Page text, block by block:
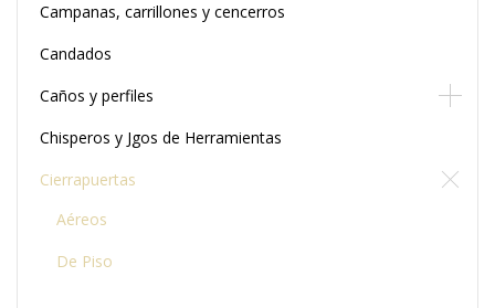
Campanas, carrillones y cencerros
Candados
Caños y perfiles
Chisperos y Jgos de Herramientas
Cierrapuertas
Aéreos
De Piso